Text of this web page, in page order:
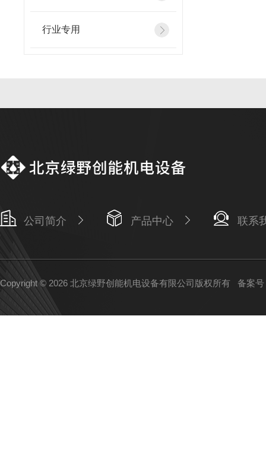
行业专用
公司简介 产品中心 联系
Copyright © 2026 北京绿野创能机电设备有限公司版权所有 备案